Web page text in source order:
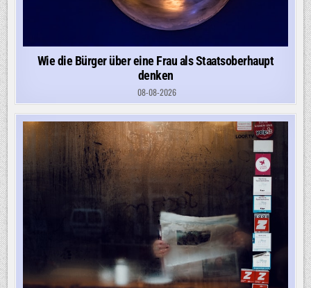
Wie die Bürger über eine Frau als Staatsoberhaupt
denken
08-08-2026